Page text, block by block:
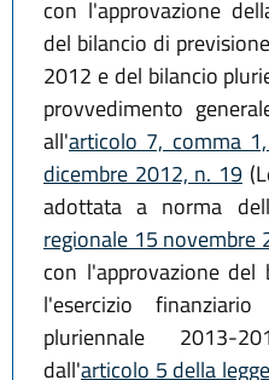
con l'approvazione
del bilancio di
2012 e del bilancio
provvedimento
all'articolo 7, comma
dicembre 2012, n. 19
adottata a norma
regionale 15 novembre
con l'approvazione
l'esercizio
pluriennale 2013-
dall'articolo 5 della